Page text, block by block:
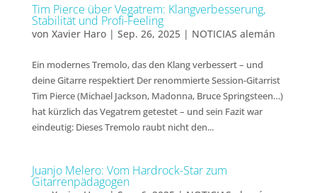
Tim Pierce über Vegatrem: Klangverbesserung,
Stabilität und Profi-Feeling
von Xavier Haro| Sep. 26, 2025| NOTICIAS alemán
Ein modernes Tremolo, das den Klang verbessert – und
deine Gitarre respektiert Der renommierte Session-Gitarrist
Tim Pierce (Michael Jackson, Madonna, Bruce Springsteen…)
hat kürzlich das Vegatrem getestet – und sein Fazit war
eindeutig: Dieses Tremolo raubt nicht den...
Juanjo Melero: Vom Hardrock-Star zum
Gitarrenpädagogen